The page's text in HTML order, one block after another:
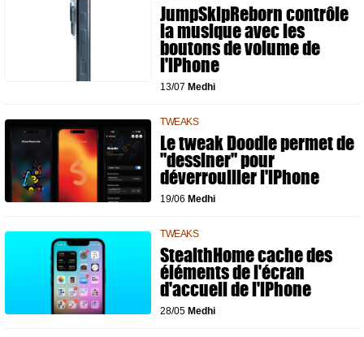
JumpSkipReborn contrôle
la musique avec les
boutons de volume de
l'iPhone
13/07 Medhi
TWEAKS
Le tweak Doodle permet de
"dessiner" pour
déverrouiller l'iPhone
19/06 Medhi
TWEAKS
StealthHome cache des
éléments de l'écran
d'accueil de l'iPhone
28/05 Medhi